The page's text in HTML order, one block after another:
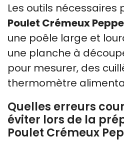
Les outils nécessaires
Poulet Crémeux
une poêle large et
une planche à
pour mesurer, des
thermomètre
Quelles erreurs
éviter lors de la
Poulet Crémeux